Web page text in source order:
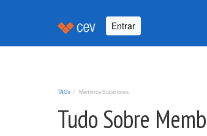
Entrar
TAGs Membros Superiores
Tudo Sobre